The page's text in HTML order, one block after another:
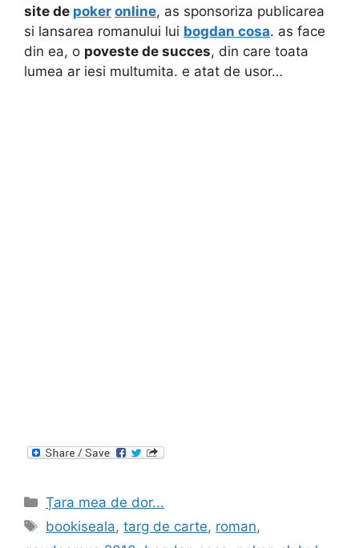
site de poker online, as sponsoriza publicarea
si lansarea romanului lui bogdan cosa. as face
din ea, o poveste de succes, din care toata
lumea ar iesi multumita. e atat de usor…
Categories
Țara mea de dor...
Tags
bookiseala,targ de carte, roman,